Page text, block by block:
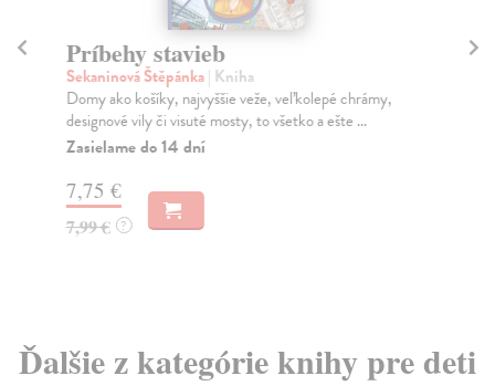
Príbehy stavieb
Sekaninová Štěpánka| Kniha
Domy ako košíky, najvyššie veže, veľkolepé chrámy,
designové vily či visuté mosty, to všetko a ešte ...
Zasielame do 14 dní
7,75 €
7,99 € ?
Ďalšie z kategórie knihy pre deti